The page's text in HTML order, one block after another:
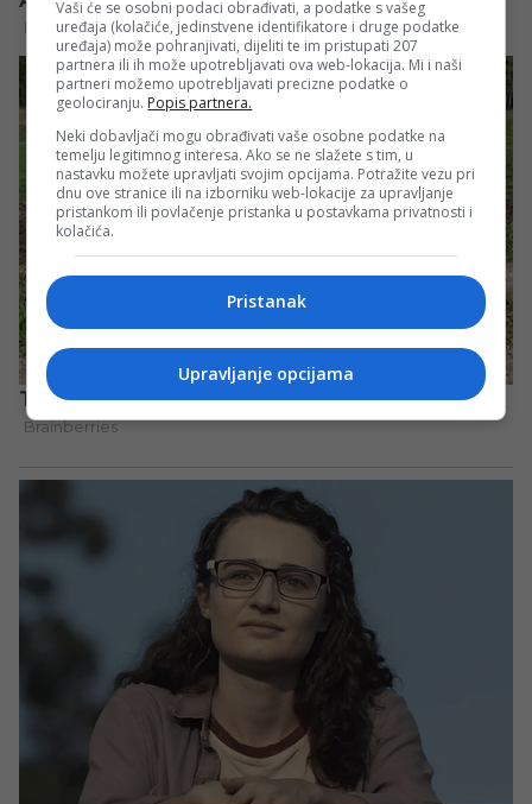
Vaši će se osobni podaci obrađivati, a podatke s vašeg
uređaja (kolačiće, jedinstvene identifikatore i druge podatke
uređaja) može pohranjivati, dijeliti te im pristupati 207
partnera ili ih može upotrebljavati ova web-lokacija. Mi i naši
partneri možemo upotrebljavati precizne podatke o
geolociranju. Popis partnera.
Neki dobavljači mogu obrađivati vaše osobne podatke na
temelju legitimnog interesa. Ako se ne slažete s tim, u
nastavku možete upravljati svojim opcijama. Potražite vezu pri
dnu ove stranice ili na izborniku web-lokacije za upravljanje
pristankom ili povlačenje pristanka u postavkama privatnosti i
kolačića.
Pristanak
Upravljanje opcijama